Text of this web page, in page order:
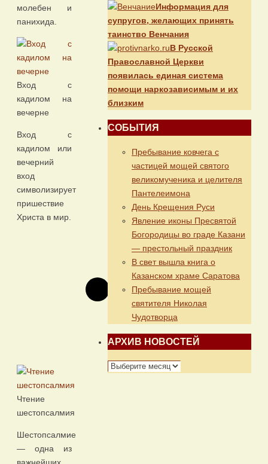
молебен и
панихида.
Вход с
кадилом на
вечерне
Вход с
кадилом или
вечерний
вход
символизирует
пришествие
Христа в мир.
Чтение
шестопсалмия
Шестопсалмие
— одна из
Информация для
супругов, желающих принять
таинство Венчания
В Русской
Православной Церкви
появилась единая система
помощи наркозависимым и их
близким
СОБЫТИЯ
Пребывание ковчега с
частицей мощей святого
великомученика и целителя
Пантелеимона
День Крещения Руси
Явление иконы Пресвятой
Богородицы во граде Казани
— престольный праздник
В свет вышла книга о
Казанском храме Саратова
Пребывание мощей
святителя Николая
Чудотворца
АРХИВ НОВОСТЕЙ
АРХИВ